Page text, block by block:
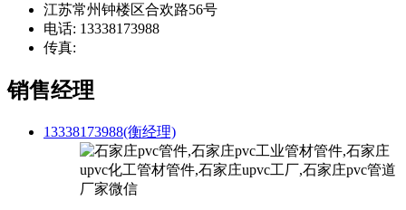
江苏常州钟楼区合欢路56号
电话: 13338173988
传真:
销售经理
13338173988(衡经理)